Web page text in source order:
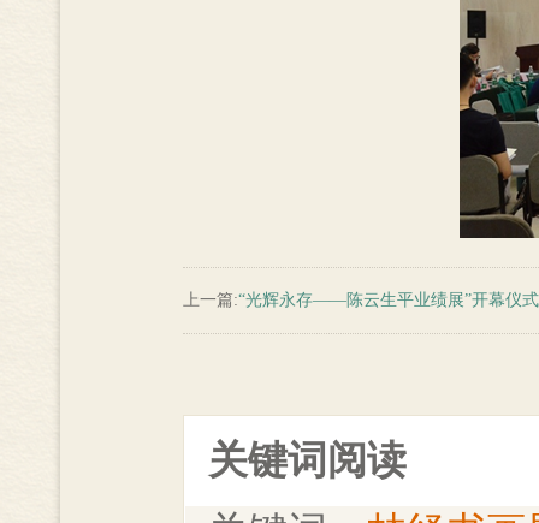
上一篇:“光辉永存——陈云生平业绩展”开幕仪
关键词阅读